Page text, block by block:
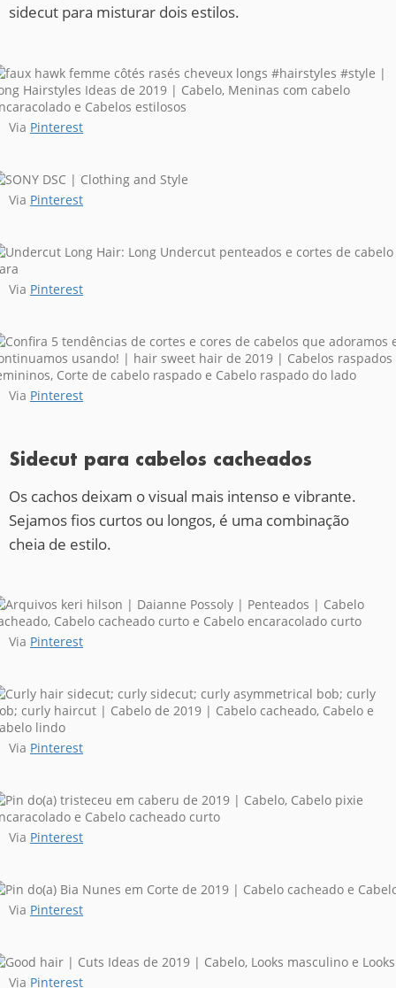
sidecut para misturar dois estilos.
Via Pinterest
Via Pinterest
Via Pinterest
Via Pinterest
Sidecut para cabelos cacheados
Os cachos deixam o visual mais intenso e vibrante.
Sejamos fios curtos ou longos, é uma combinação
cheia de estilo.
Via Pinterest
Via Pinterest
Via Pinterest
Via Pinterest
Via Pinterest